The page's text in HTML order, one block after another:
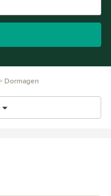
Dormagen
5 Sternen